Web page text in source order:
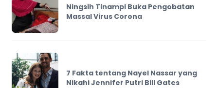
Ningsih Tinampi Buka Pengobatan
Massal Virus Corona
7 Fakta tentang Nayel Nassar yang
Nikahi Jennifer Putri Bill Gates